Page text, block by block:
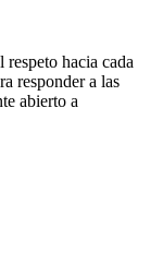
hacia cada
responder a las
abierto a